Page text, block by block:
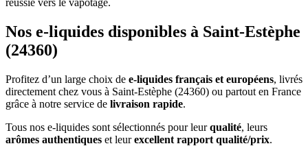
réussie vers le vapotage.
Nos e-liquides disponibles à Saint-Estèphe
(24360)
Profitez d’un large choix de e-liquides français et européens, livrés
directement chez vous à Saint-Estèphe (24360) ou partout en France
grâce à notre service de livraison rapide.
Tous nos e-liquides sont sélectionnés pour leurqualité, leurs
arômes authentiques et leurexcellent rapport qualité/prix.